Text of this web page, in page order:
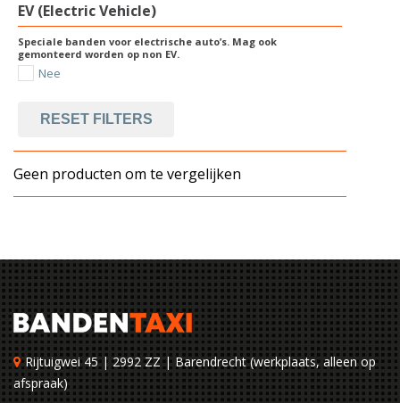
EV (Electric Vehicle)
Speciale banden voor electrische auto’s. Mag ook
gemonteerd worden op non EV.
Nee
RESET FILTERS
Geen producten om te vergelijken
Rijtuigwei 45 | 2992 ZZ | Barendrecht (werkplaats, alleen op
afspraak)